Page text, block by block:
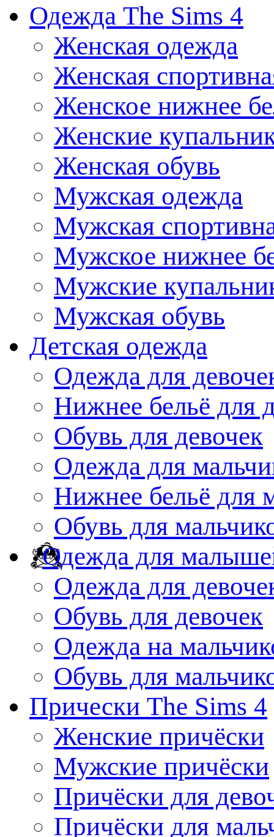
Одежда The Sims 4
Женская одежда
Женская
Женское нижнее
Женские
Женская обувь
Мужская одежда
Мужская
Мужское нижнее
Мужские
Мужская обувь
Детская одежда
Одежда для
Нижнее бельё для
Обувь для девочек
Одежда для
Нижнее бельё для
Обувь для
Одежда для
Одежда для
Обувь для девочек
Одежда на
Обувь для
Прически The Sims 4
Женские причёски
Мужские причёски
Причёски для
Причёски для